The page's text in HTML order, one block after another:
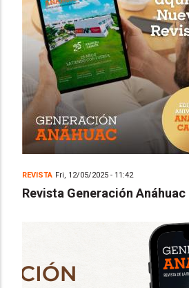
REVISTA Fri, 12/05/2025 - 11:42
Revista Generación Anáhuac